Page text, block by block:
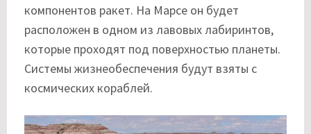
компонентов ракет. На Марсе он будет
расположен в одном из лавовых лабиринтов,
которые проходят под поверхностью планеты.
Системы жизнеобеспечения будут взяты с
космических кораблей.